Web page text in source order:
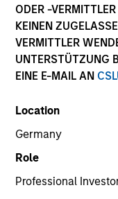
ODER -
KEINEN
VERMITTLER
UNTERSTÜTZUNG
EINE E-MAIL AN
Location
Germany
Role
Professional
YEARS OF INDUSTRY